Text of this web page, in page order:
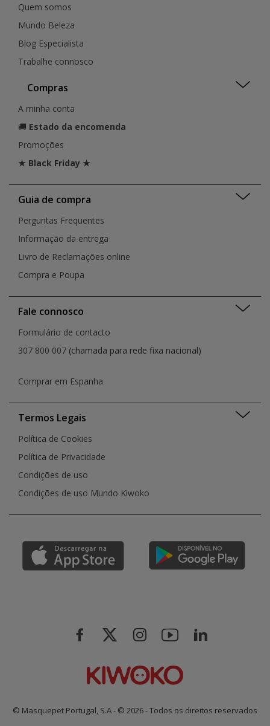
Quem somos
Mundo Beleza
Blog Especialista
Trabalhe connosco
Compras
A minha conta
🚚 Estado da encomenda
Promoções
★ Black Friday ★
Guia de compra
Perguntas Frequentes
Informação da entrega
Livro de Reclamações online
Compra e Poupa
Fale connosco
Formulário de contacto
307 800 007 (chamada para rede fixa nacional)
Comprar em Espanha
Termos Legais
Política de Cookies
Política de Privacidade
Condições de uso
Condições de uso Mundo Kiwoko
© Masquepet Portugal, S.A - © 2026 - Todos os direitos reservados